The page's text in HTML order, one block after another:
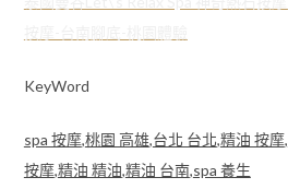
KeyWord
spa 按摩,桃園 高雄,台北 台北,精油 按摩,
按摩,精油 精油,精油 台南,spa 養生